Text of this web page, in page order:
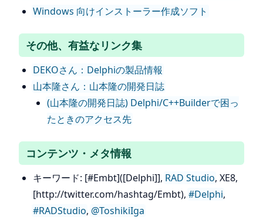
Windows 向けインストーラー作成ソフト
その他、有益なリンク集
DEKOさん：Delphiの製品情報
山本隆さん：山本隆の開発日誌
(山本隆の開発日誌) Delphi/C++Builderで困っ
たときのアクセス先
コンテンツ・メタ情報
キーワード: [#Embt]([Delphi]], RAD Studio, XE8,
[http://twitter.com/hashtag/Embt), #Delphi,
#RADStudio, @ToshikiIga